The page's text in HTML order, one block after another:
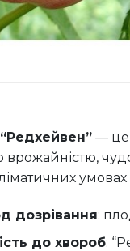
— це
врожайністю,
дозрівання:
до хвороб: